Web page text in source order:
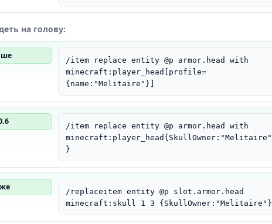
на голову:
/item replace entity @p armor.head with
minecraft:player_head[profile=
{name:"Melitaire"}]
/item replace entity @p armor.head with
minecraft:player_head{SkullOwner:"Melitaire"
}
/replaceitem entity @p slot.armor.head
minecraft:skull 1 3 {SkullOwner:"Melitaire"}